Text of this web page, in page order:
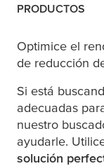
PRODUCTOS
Optimice el
de reducción
Si está
adecuadas
nuestro
ayudarle.
solución